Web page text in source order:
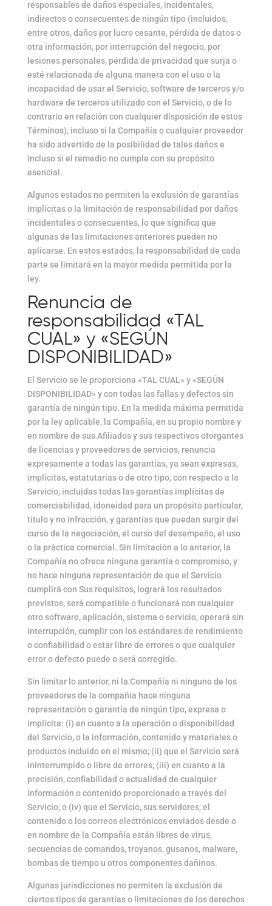
responsables de daños especiales, incidentales,
indirectos o consecuentes de ningún tipo (incluidos,
entre otros, daños por lucro cesante, pérdida de datos o
otra información, por interrupción del negocio, por
lesiones personales, pérdida de privacidad que surja o
esté relacionada de alguna manera con el uso o la
incapacidad de usar el Servicio, software de terceros y/o
hardware de terceros utilizado con el Servicio, o de lo
contrario en relación con cualquier disposición de estos
Términos), incluso si la Compañía o cualquier proveedor
ha sido advertido de la posibilidad de tales daños e
incluso si el remedio no cumple con su propósito
esencial.
Algunos estados no permiten la exclusión de garantías
implícitas o la limitación de responsabilidad por daños
incidentales o consecuentes, lo que significa que
algunas de las limitaciones anteriores pueden no
aplicarse. En estos estados, la responsabilidad de cada
parte se limitará en la mayor medida permitida por la
ley.
Renuncia de
responsabilidad «TAL
CUAL» y «SEGÚN
DISPONIBILIDAD»
El Servicio se le proporciona «TAL CUAL» y «SEGÚN
DISPONIBILIDAD» y con todas las fallas y defectos sin
garantía de ningún tipo. En la medida máxima permitida
por la ley aplicable, la Compañía, en su propio nombre y
en nombre de sus Afiliados y sus respectivos otorgantes
de licencias y proveedores de servicios, renuncia
expresamente a todas las garantías, ya sean expresas,
implícitas, estatutarias o de otro tipo, con respecto a la
Servicio, incluidas todas las garantías implícitas de
comerciabilidad, idoneidad para un propósito particular,
título y no infracción, y garantías que puedan surgir del
curso de la negociación, el curso del desempeño, el uso
o la práctica comercial. Sin limitación a lo anterior, la
Compañía no ofrece ninguna garantía o compromiso, y
no hace ninguna representación de que el Servicio
cumplirá con Sus requisitos, logrará los resultados
previstos, será compatible o funcionará con cualquier
otro software, aplicación, sistema o servicio, operará sin
interrupción, cumplir con los estándares de rendimiento
o confiabilidad o estar libre de errores o que cualquier
error o defecto puede o será corregido.
Sin limitar lo anterior, ni la Compañía ni ninguno de los
proveedores de la compañía hace ninguna
representación o garantía de ningún tipo, expresa o
implícita: (i) en cuanto a la operación o disponibilidad
del Servicio, o la información, contenido y materiales o
productos incluido en el mismo; (ii) que el Servicio será
ininterrumpido o libre de errores; (iii) en cuanto a la
precisión, confiabilidad o actualidad de cualquier
información o contenido proporcionado a través del
Servicio; o (iv) que el Servicio, sus servidores, el
contenido o los correos electrónicos enviados desde o
en nombre de la Compañía están libres de virus,
secuencias de comandos, troyanos, gusanos, malware,
bombas de tiempo u otros componentes dañinos.
Algunas jurisdicciones no permiten la exclusión de
ciertos tipos de garantías o limitaciones de los derechos